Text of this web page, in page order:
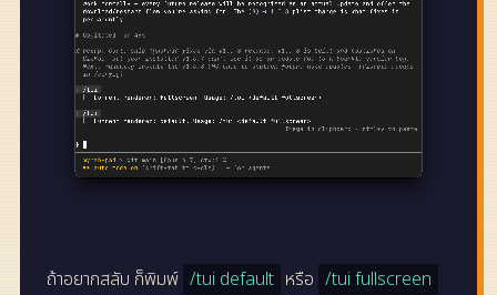
ถ้าอยากสลับ ก็พิมพ์ /tui default หรือ /tui fullscreen